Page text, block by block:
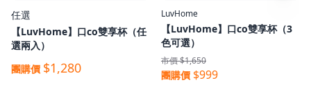
任選
【LuvHome】口co雙享杯（任
選兩入）
團購價 $1,280
LuvHome
【LuvHome】口co雙享杯（3
色可選）
市價 $1,650
團購價 $999